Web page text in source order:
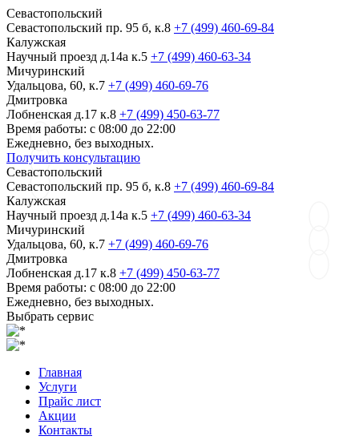
Севастопольский
Севастопольский пр. 95 б, к.8 +7 (499) 460-69-84
Калужская
Научный проезд д.14а к.5 +7 (499) 460-63-34
Мичуринский
Удальцова, 60, к.7 +7 (499) 460-69-76
Дмитровка
Лобненская д.17 к.8 +7 (499) 450-63-77
Время работы: с 08:00 до 22:00
Ежедневно, без выходных.
Получить консультацию
Севастопольский
Севастопольский пр. 95 б, к.8 +7 (499) 460-69-84
Калужская
Научный проезд д.14а к.5 +7 (499) 460-63-34
Мичуринский
Удальцова, 60, к.7 +7 (499) 460-69-76
Дмитровка
Лобненская д.17 к.8 +7 (499) 450-63-77
Время работы: с 08:00 до 22:00
Ежедневно, без выходных.
Выбрать сервис
Главная
Услуги
Прайс лист
Акции
Контакты